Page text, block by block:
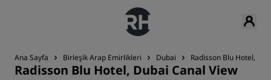
Ana Sayfa Birleşik Arap Emirlikleri Dubai Radisson Blu Hotel,
Radisson Blu Hotel, Dubai Canal View